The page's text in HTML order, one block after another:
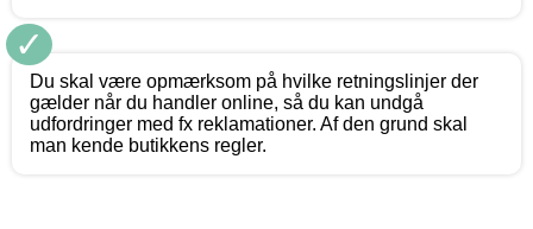
✓
Du skal være opmærksom på hvilke retningslinjer der
gælder når du handler online, så du kan undgå
udfordringer med fx reklamationer. Af den grund skal
man kende butikkens regler.